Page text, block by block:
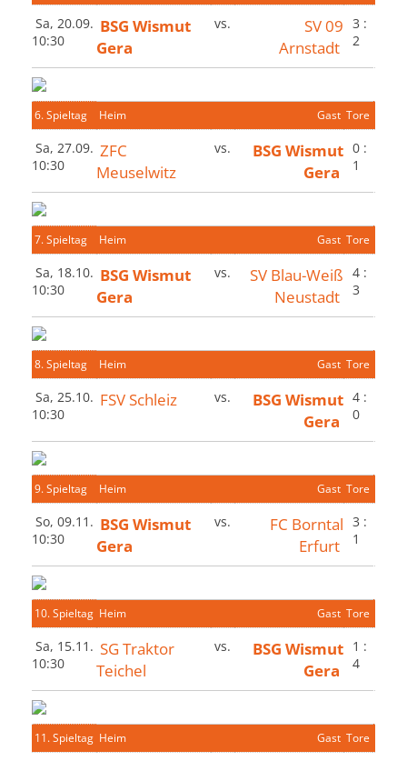
Sa, 20.09.
10:30
BSG Wismut
Gera
vs.
SV 09
Arnstadt
3 :
2
6. Spieltag Heim Gast Tore
Sa, 27.09.
10:30
ZFC
Meuselwitz
vs.
BSG Wismut
Gera
0 :
1
7. Spieltag Heim Gast Tore
Sa, 18.10.
10:30
BSG Wismut
Gera
vs.
SV Blau-Weiß
Neustadt
4 :
3
8. Spieltag Heim Gast Tore
Sa, 25.10.
10:30
FSV Schleiz vs.
BSG Wismut
Gera
4 :
0
9. Spieltag Heim Gast Tore
So, 09.11.
10:30
BSG Wismut
Gera
vs.
FC Borntal
Erfurt
3 :
1
10. Spieltag Heim Gast Tore
Sa, 15.11.
10:30
SG Traktor
Teichel
vs.
BSG Wismut
Gera
1 :
4
11. Spieltag Heim Gast Tore